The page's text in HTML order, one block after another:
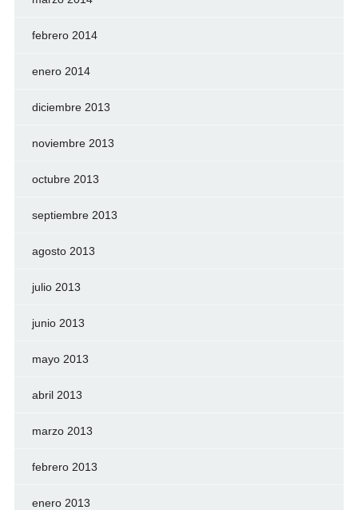
febrero 2014
enero 2014
diciembre 2013
noviembre 2013
octubre 2013
septiembre 2013
agosto 2013
julio 2013
junio 2013
mayo 2013
abril 2013
marzo 2013
febrero 2013
enero 2013